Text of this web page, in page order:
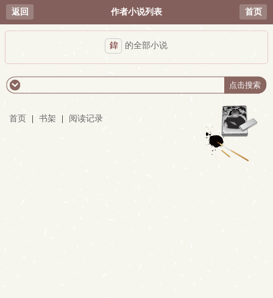
返回 作者小说列表 首页
鍏 的全部小说
首页 书架 阅读记录